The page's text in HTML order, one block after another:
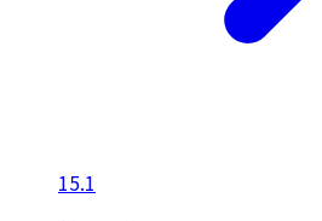
15.1